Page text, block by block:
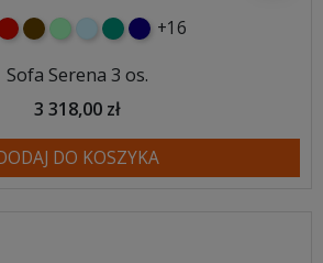
czekoladowy
miętowybłękitnyturkusowy
granatowy
+16
Sofa Serena 3 os.
3 318,00 zł
DO KOSZYKA